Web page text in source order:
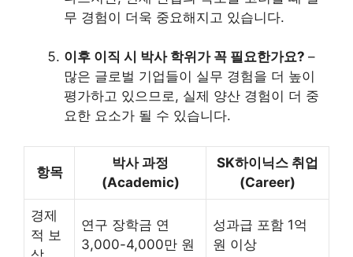
무 경험이 더욱 중요해지고 있습니다.
이후 이직 시 박사 학위가 꼭 필요한가요? –
많은 글로벌 기업들이 실무 경험을 더 높이
평가하고 있으므로, 실제 양산 경험이 더 중
요한 요소가 될 수 있습니다.
항목
박사 과정
(Academic)
SK하이닉스 취업
(Career)
경제
적 보
연구 장학금 연
3,000-4,000만 원
성과급 포함 1억
원 이상